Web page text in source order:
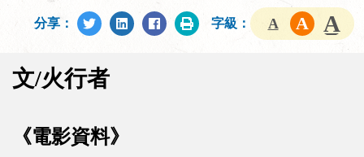
分享： 字級：
文/火行者
《電影資料》